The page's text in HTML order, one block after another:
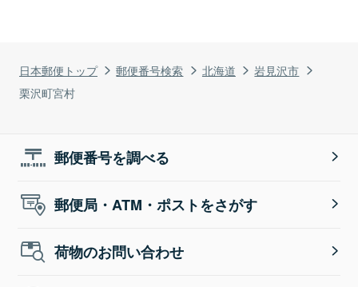
日本郵便トップ 郵便番号検索 北海道
岩見沢市
栗沢町宮村
郵便番号を調べる
郵便局・ATM・ポストをさがす
荷物のお問い合わせ